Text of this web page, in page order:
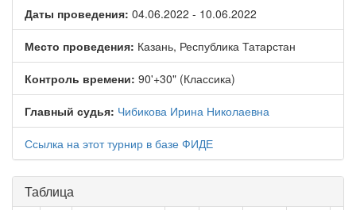
Даты проведения: 04.06.2022 - 10.06.2022
Место проведения: Казань, Республика Татарстан
Контроль времени: 90'+30" (Классика)
Главный судья: Чибикова Ирина Николаевна
Ссылка на этот турнир в базе ФИДЕ
Таблица